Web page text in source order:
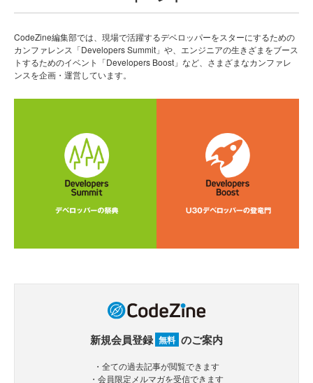
CodeZine編集部では、現場で活躍するデベロッパーをスターにするための
カンファレンス「Developers Summit」や、エンジニアの生きざまをブース
トするためのイベント「Developers Boost」など、さまざまなカンファレ
ンスを企画・運営しています。
新規会員登録 無料 のご案内
・全ての過去記事が閲覧できます
・会員限定メルマガを受信できます